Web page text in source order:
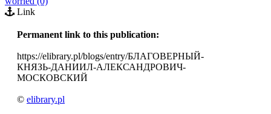
Link
Permanent link to this publication:
https://elibrary.pl/blogs/entry/БЛАГОВЕРНЫЙ-
КНЯЗЬ-ДАНИИЛ-АЛЕКСАНДРОВИЧ-
МОСКОВСКИЙ
© elibrary.pl